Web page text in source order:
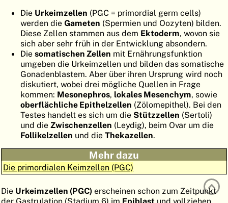
SUCHEN
HILFE
FR
EN
Die Urkeimzellen (PGC = primordial germ cells)
werden die Gameten (Spermien und Oozyten) bilden.
Diese Zellen stammen aus dem Ektoderm, wovon sie
sich aber sehr früh in der Entwicklung absondern.
Die somatischen Zellen mit Ernährungsfunktion
umgeben die Urkeimzellen und bilden das somatische
Gonadenblastem. Aber über ihren Ursprung wird noch
diskutiert, wobei drei mögliche Quellen in Frage
kommen: Mesonephros, lokales Mesenchym, sowie
oberflächliche Epithelzellen (Zölomepithel). Bei den
Testes handelt es sich um die Stützzellen (Sertoli)
und die Zwischenzellen (Leydig), beim Ovar um die
Follikelzellen und die Thekazellen.
Mehr dazu
Die primordialen Keimzellen (PGC)
Die Urkeimzellen (PGC) erscheinen schon zum Zeitpunkt